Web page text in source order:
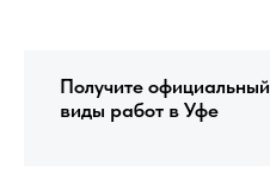
Получите
виды работ в Уфе